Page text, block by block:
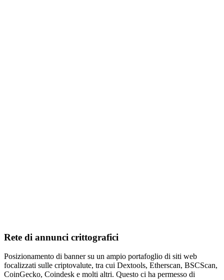
Rete di annunci crittografici
Posizionamento di banner su un ampio portafoglio di siti web
focalizzati sulle criptovalute, tra cui Dextools, Etherscan, BSCScan,
CoinGecko, Coindesk e molti altri. Questo ci ha permesso di